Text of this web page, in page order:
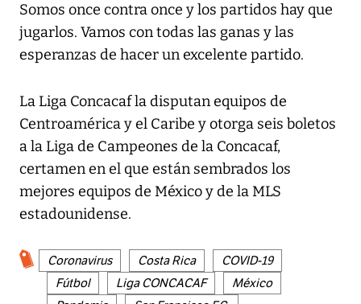
Somos once contra once y los partidos hay que
jugarlos. Vamos con todas las ganas y las
esperanzas de hacer un excelente partido.
La Liga Concacaf la disputan equipos de
Centroamérica y el Caribe y otorga seis boletos
a la Liga de Campeones de la Concacaf,
certamen en el que están sembrados los
mejores equipos de México y de la MLS
estadounidense.
Coronavirus Costa Rica
COVID-19
Fútbol
Liga CONCACAF
México